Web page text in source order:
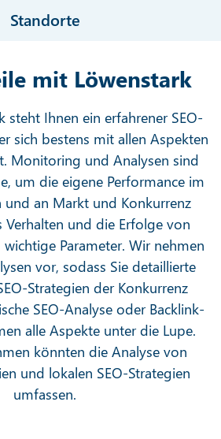
Standorte
mit Löwenstark
steht Ihnen ein erfahrener SEO-
sich bestens mit allen Aspekten
Monitoring und Analysen sind
um die eigene Performance im
und an Markt und Konkurrenz
Verhalten und die Erfolge von
Parameter. Wir nehmen
vor, sodass Sie detaillierte
Strategien der Konkurrenz
SEO-Analyse oder Backlink-
alle Aspekte unter die Lupe.
könnten die Analyse von
und lokalen SEO-Strategien
umfassen.